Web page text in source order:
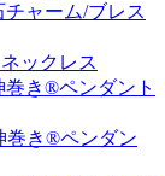
ャーム/ブレス
ックレス
巻き®ペンダント
巻き®ペンダン